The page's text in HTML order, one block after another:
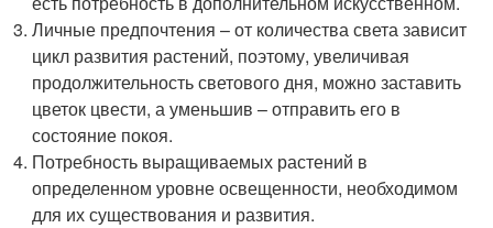
Личные предпочтения – от количества света зависит
цикл развития растений, поэтому, увеличивая
продолжительность светового дня, можно заставить
цветок цвести, а уменьшив – отправить его в
состояние покоя.
Потребность выращиваемых растений в
определенном уровне освещенности, необходимом
для их существования и развития.